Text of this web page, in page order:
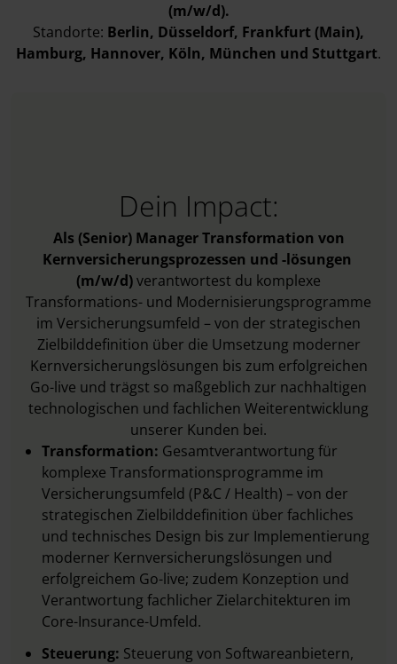
(m/w/d).
Standorte: Berlin, Düsseldorf, Frankfurt (Main),
Hamburg, Hannover, Köln, München und Stuttgart.
Dein Impact:
Als (Senior) ManagerTransformation von
Kernversicherungsprozessen und -lösungen
(m/w/d)verantwortest du komplexe
Transformations- und Modernisierungsprogramme
im Versicherungsumfeld – von der strategischen
Zielbilddefinition über die Umsetzung moderner
Kernversicherungslösungen bis zum erfolgreichen
Go-live und trägst so maßgeblich zur nachhaltigen
technologischen und fachlichen Weiterentwicklung
unserer Kunden bei.
Transformation: Gesamtverantwortung für
komplexe Transformationsprogramme im
Versicherungsumfeld (P&C / Health) – von der
strategischen Zielbilddefinition über fachliches
und technisches Design bis zur Implementierung
moderner Kernversicherungslösungen und
erfolgreichem Go-live; zudem Konzeption und
Verantwortung fachlicher Zielarchitekturen im
Core-Insurance-Umfeld.
Steuerung: Steuerung von Softwareanbietern,